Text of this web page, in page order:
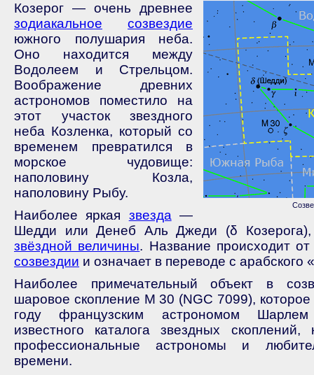
Козерог — очень древнее
зодиакальное
созвездие
южного полушария неба.
Оно находится между
Водолеем и Стрельцом.
Воображение древних
астрономов поместило на
этот участок звездного
неба Козленка, который со
временем превратился в
морское чудовище:
наполовину Козла,
наполовину Рыбу.
Наиболее яркая звезда —
Шедди или Денеб Аль Джеди (δ
звёздной величины. Название происходит
созвездии и означает в переводе с арабского
Наиболее примечательный объект в
шаровое скопление М 30 (NGC 7099),
году французским астрономом
известного каталога звездных скоплений,
профессиональные астрономы и
времени.